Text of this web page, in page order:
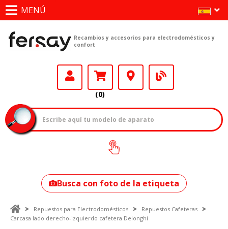
MENÚ
Recambios y accesorios para electrodomésticos y
confort
(0)
¿Cómo encontrar
tu modelo?
Busca con foto de la etiqueta
Repuestos para Electrodomésticos
Repuestos Cafeteras
Carcasa lado derecho-izquierdo cafetera Delonghi